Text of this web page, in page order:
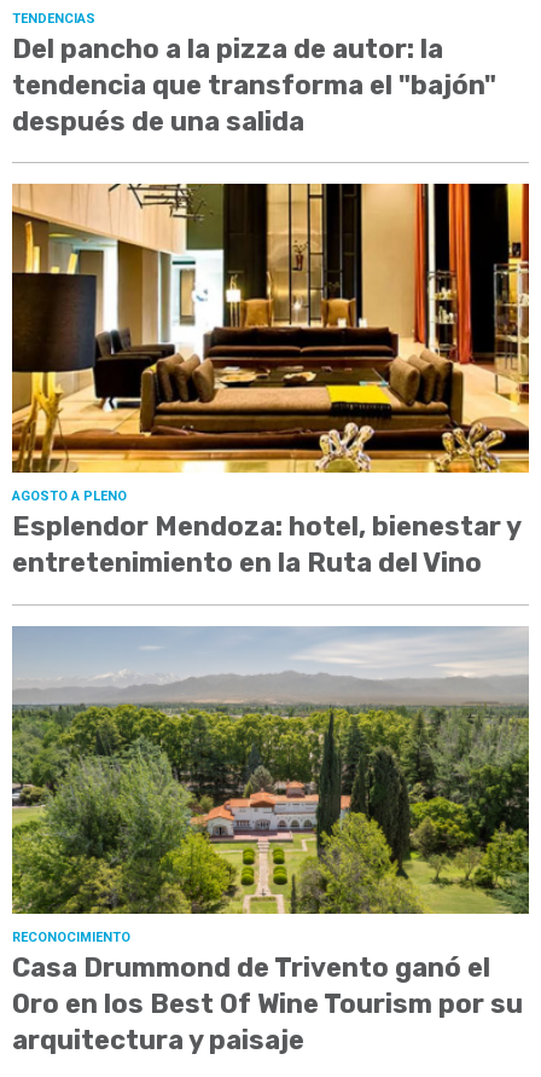
TENDENCIAS
Del pancho a la pizza de autor: la
tendencia que transforma el "bajón"
después de una salida
AGOSTO A PLENO
Esplendor Mendoza: hotel, bienestar y
entretenimiento en la Ruta del Vino
RECONOCIMIENTO
Casa Drummond de Trivento ganó el
Oro en los Best Of Wine Tourism por su
arquitectura y paisaje